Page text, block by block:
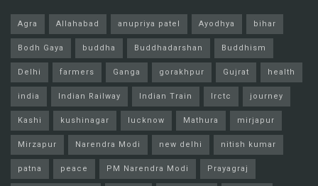
Agra Allahabad anupriya patel Ayodhya bihar
Bodh Gaya buddha Buddhadarshan Buddhism
Delhi farmers Ganga gorakhpur Gujrat health
india Indian Railway Indian Train Irctc journey
Kashi kushinagar lucknow Mathura mirjapur
Mirzapur Narendra Modi new delhi nitish kumar
patna peace PM Narendra Modi Prayagraj